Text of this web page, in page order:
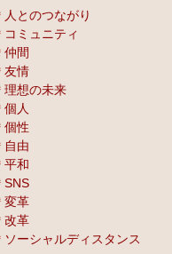
人とのつながり
コミュニティ
仲間
友情
理想の未来
個人
個性
自由
平和
SNS
変革
改革
ソーシャルディスタンス